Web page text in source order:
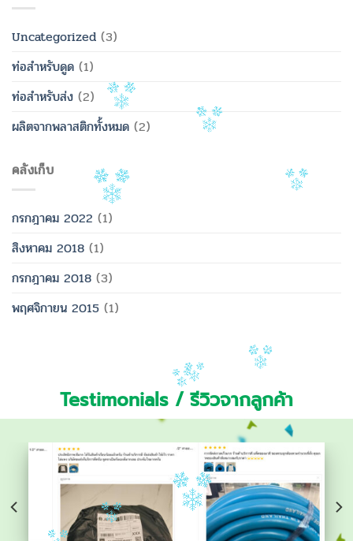
Uncategorized (3)
ท่อสำหรับดูด (1)
ท่อสำหรับส่ง (2)
ผลิตจากพลาสติกทั้งหมด (2)
คลังเก็บ
กรกฎาคม 2022 (1)
สิงหาคม 2018 (1)
กรกฎาคม 2018 (3)
พฤศจิกายน 2015 (1)
Testimonials / รีวิวจากลูกค้า